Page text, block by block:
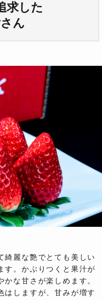
求した
ん
綺麗な艶でとても美しい
す。かぶりつくと果汁が
な甘さが楽しめます。
はしますが、甘みが増す